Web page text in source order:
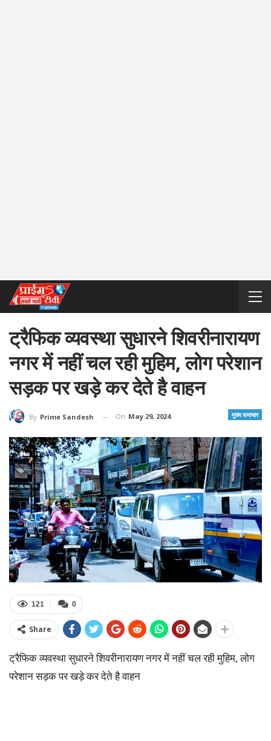
ट्रैफिक व्यवस्था सुधारने शिवरीनारायण
नगर में नहीं चल रही मुहिम, लोग परेशान
सड़क पर खड़े कर देते है वाहन
मुख्य समाचार
By Prime Sandesh On May 29, 2024
0
121
Share
ट्रैफिक व्यवस्था सुधारने शिवरीनारायण नगर में नहीं चल रही मुहिम, लोग
परेशान सड़क पर खड़े कर देते है वाहन